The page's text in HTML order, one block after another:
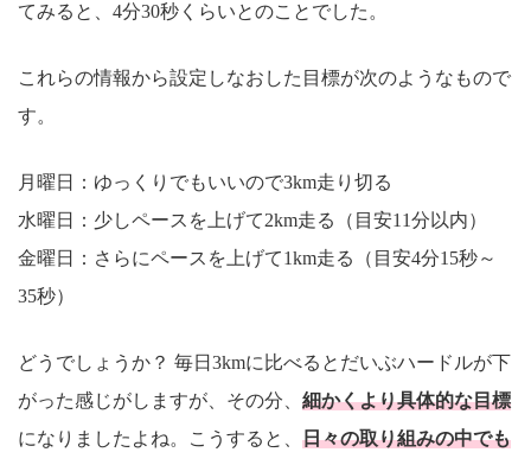
てみると、4分30秒くらいとのことでした。
これらの情報から設定しなおした目標が次のようなもので
す。
月曜日：ゆっくりでもいいので3km走り切る
水曜日：少しペースを上げて2km走る（目安11分以内）
金曜日：さらにペースを上げて1km走る（目安4分15秒～
35秒）
どうでしょうか？ 毎日3kmに比べるとだいぶハードルが下
がった感じがしますが、その分、 細かくより具体的な目標
になりましたよね。こうすると、 日々の取り組みの中でも